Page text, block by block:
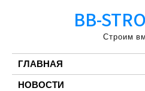
BB-
Строим
ГЛАВНАЯ
НОВОСТИ